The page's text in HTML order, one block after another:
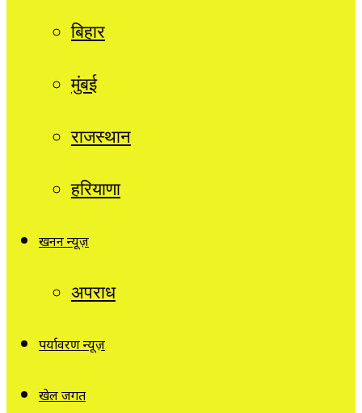
बिहार
मुंबई
राजस्थान
हरियाणा
खनन न्यूज़
अपराध
पर्यावरण न्यूज़
खेल जगत